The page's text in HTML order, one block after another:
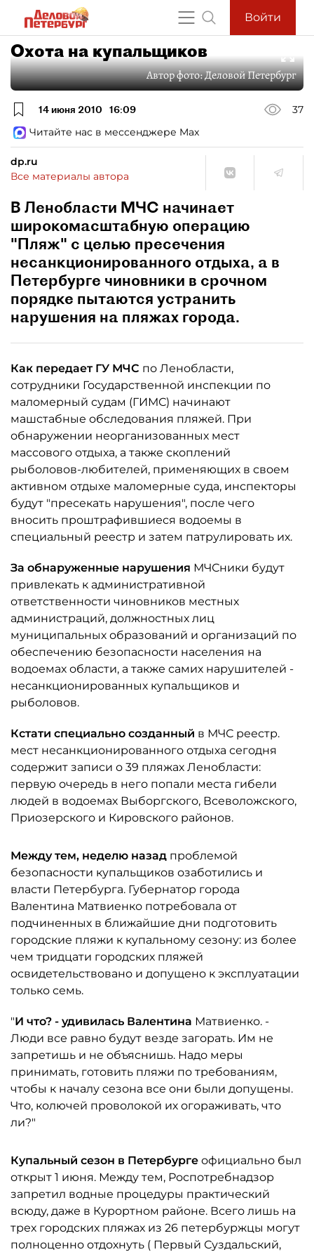
Войти
Охота на купальщиков
Автор фото:Деловой Петербург
14 июня 2010 16:09
37
Читайте нас в мессенджере Max
dp.ru
Все материалы автора
В Ленобласти МЧС начинает
широкомасштабную операцию
"Пляж" с целью пресечения
несанкционированного отдыха, а в
Петербурге чиновники в срочном
порядке пытаются устранить
нарушения на пляжах города.
Как передает ГУ МЧС по Ленобласти,
сотрудники Государственной инспекции по
маломерный судам (ГИМС) начинают
машстабные обследования пляжей. При
обнаружении неорганизованных мест
массового отдыха, а также скоплений
рыболовов-любителей, применяющих в своем
активном отдыхе маломерные суда, инспекторы
будут "пресекать нарушения", после чего
вносить проштрафившиеся водоемы в
специальный реестр и затем патрулировать их.
За обнаруженные нарушения МЧСники будут
привлекать к административной
ответственности чиновников местных
администраций, должностных лиц
муниципальных образований и организаций по
обеспечению безопасности населения на
водоемах области, а также самих нарушителей -
несанкционированных купальщиков и
рыболовов.
Кстати специально созданный в МЧС реестр.
мест несанкционированного отдыха сегодня
содержит записи о 39 пляжах Ленобласти:
первую очередь в него попали места гибели
людей в водоемах Выборгского, Всеволожского,
Приозерского и Кировского районов.
Между тем, неделю назад проблемой
безопасности купальщиков озаботились и
власти Петербурга. Губернатор города
Валентина Матвиенко потребовала от
подчиненных в ближайшие дни подготовить
городские пляжи к купальному сезону: из более
чем тридцати городских пляжей
освидетельствовано и допущено к эксплуатации
только семь.
"И что? - удивилась Валентина Матвиенко. -
Люди все равно будут везде загорать. Им не
запретишь и не объяснишь. Надо меры
принимать, готовить пляжи по требованиям,
чтобы к началу сезона все они были допущены.
Что, колючей проволокой их огораживать, что
ли?"
Купальный сезон в Петербурге официально был
открыт 1 июня. Между тем, Роспотребнадзор
запретил водные процедуры практический
всюду, даже в Курортном районе. Всего лишь на
трех городских пляжах из 26 петербуржцы могут
полноценно отдохнуть ( Первый Суздальский,